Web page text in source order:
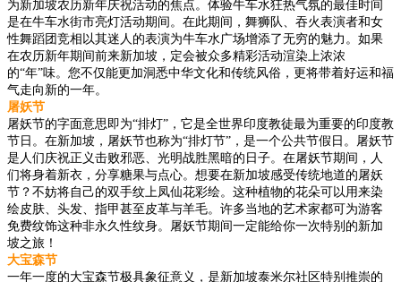
为新加坡农历新年庆祝活动的焦点。体验牛车水狂热气氛的最佳时间
是在牛车水街市亮灯活动期间。在此期间，舞狮队、吞火表演者和女
性舞蹈团竞相以其迷人的表演为牛车水广场增添了无穷的魅力。如果
在农历新年期间前来新加坡，定会被众多精彩活动渲染上浓浓
的“年”味。您不仅能更加洞悉中华文化和传统风俗，更将带着好运和福
气走向新的一年。
屠妖节
屠妖节的字面意思即为“排灯”，它是全世界印度教徒最为重要的印度教
节日。在新加坡，屠妖节也称为“排灯节”，是一个公共节假日。屠妖节
是人们庆祝正义击败邪恶、光明战胜黑暗的日子。在屠妖节期间，人
们将身着新衣，分享糖果与点心。想要在新加坡感受传统地道的屠妖
节？不妨将自己的双手纹上凤仙花彩绘。这种植物的花朵可以用来染
绘皮肤、头发、指甲甚至皮革与羊毛。许多当地的艺术家都可为游客
免费纹饰这种非永久性纹身。屠妖节期间一定能给你一次特别的新加
坡之旅！
大宝森节
一年一度的大宝森节极具象征意义，是新加坡泰米尔社区特别推崇的